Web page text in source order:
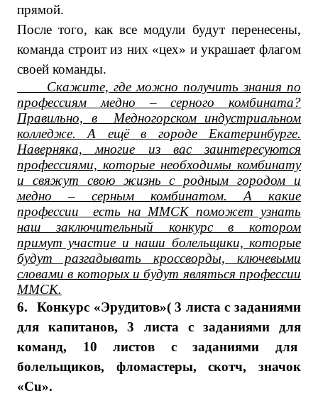
прямой.
После того, как все модули будут перенесены,
команда строит из них «цех» и украшает флагом
своей команды.
Скажите, где можно получить знания по
профессиям медно – серного комбината?
Правильно, в Медногорском индустриальном
колледже. А ещё в городе Екатеринбурге.
Наверняка, многие из вас заинтересуются
профессиями, которые необходимы комбинату
и свяжут свою жизнь с родным городом и
медно – серным комбинатом. А какие
профессии есть на ММСК поможет узнать
наш заключительный конкурс в котором
примут участие и наши болельщики, которые
будут разгадывать кроссворды, ключевыми
словами в которых и будут являться профессии
ММСК.
6.
Конкурс «Эрудитов»( 3 листа с заданиями
для капитанов, 3 листа с заданиями для
команд, 10 листов с заданиями для
болельщиков, фломастеры, скотч, значок
«Cu».